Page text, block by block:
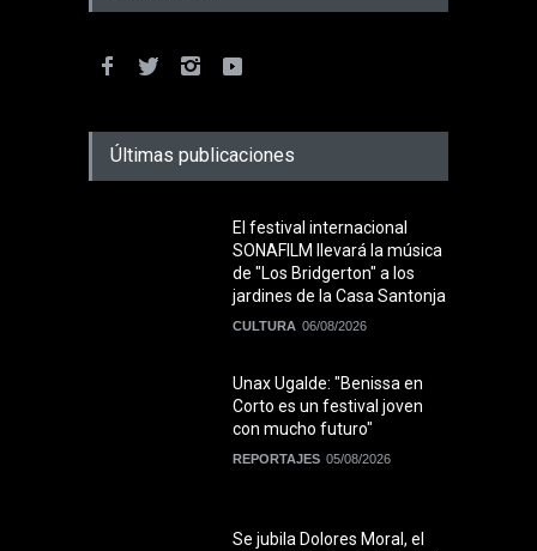
Últimas publicaciones
El festival internacional
SONAFILM llevará la música
de "Los Bridgerton" a los
jardines de la Casa Santonja
CULTURA 06/08/2026
Unax Ugalde: "Benissa en
Corto es un festival joven
con mucho futuro"
REPORTAJES 05/08/2026
Se jubila Dolores Moral, el